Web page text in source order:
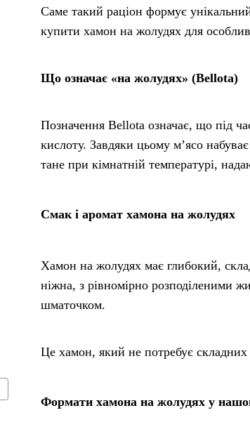
Саме такий раціон формує
купити хамон на жолудях для
Що означає «на жолудях» (Bellota)
Позначення Bellota означає, що під
кислоту. Завдяки цьому м’ясо
тане при кімнатній температурі,
Смак і аромат хамона на жолудях
Хамон на жолудях має глибокий,
ніжна, з рівномірно розподіленими
шматочком.
Це хамон, який не потребує
Формати хамона на жолудях у